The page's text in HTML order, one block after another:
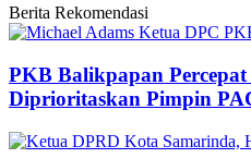
Berita Rekomendasi
PKB Balikpapan
Diprioritaskan Pimpin